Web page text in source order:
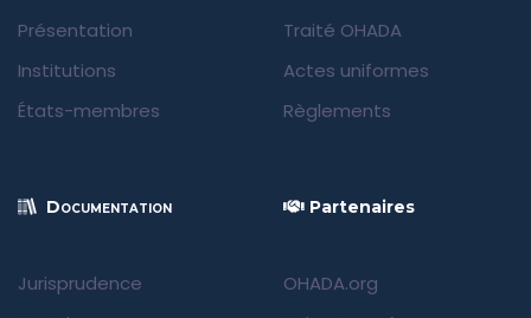
Présentation
Institutions
États-membres
Traité OHADA
Actes uniformes
Règlements
Documentation
Jurisprudence
Partenaires
OHADA.org